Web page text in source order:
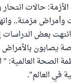
حالات
مزمنة..
يصابون
الصحة العالمية: "
في العالم".